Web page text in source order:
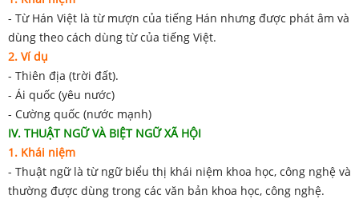
- Từ Hán Việt là từ mượn của tiếng Hán nhưng được phát âm và
dùng theo cách dùng từ của tiếng Việt.
2. Ví dụ
- Thiên địa (trời đất).
- Ái quốc (yêu nước)
- Cường quốc (nước mạnh)
IV. THUẬT NGỮ VÀ BIỆT NGỮ XÃ HỘI
1. Khái niệm
- Thuật ngữ là từ ngữ biểu thị khái niệm khoa học, công nghệ và
thường được dùng trong các văn bản khoa học, công nghệ.